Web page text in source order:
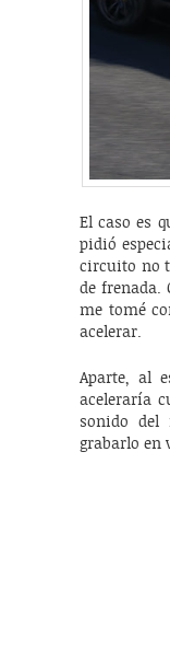
El caso es
pidió
circuito no
de frenada.
me tomé
acelerar.
Aparte, al
aceleraría
sonido del
grabarlo en